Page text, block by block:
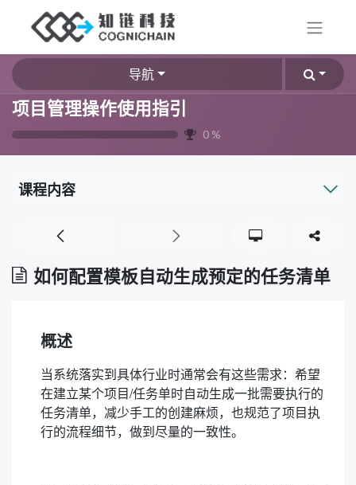
导航
项目管理操作使用指引
0 %
课程内容
如何配置模板自动生成预定的任务清单
概述
当系统落实到具体行业时通常会有这些需求：希望
在建立某个项目/任务单时自动生成一批需要执行的
任务清单，减少手工的创建麻烦，也规范了项目执
行的流程细节，做到尽量的一致性。